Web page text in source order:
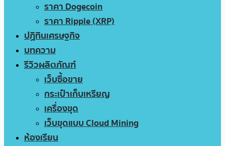
ราคา Dogecoin
ราคา Ripple (XRP)
ปฏิทินเศรษฐกิจ
บทความ
รีวิวผลิตภัณฑ์
เว็บซื้อขาย
กระเป๋าเก็บเหรียญ
เครื่องขุด
เว็บขุดแบบ Cloud Mining
ห้องเรียน